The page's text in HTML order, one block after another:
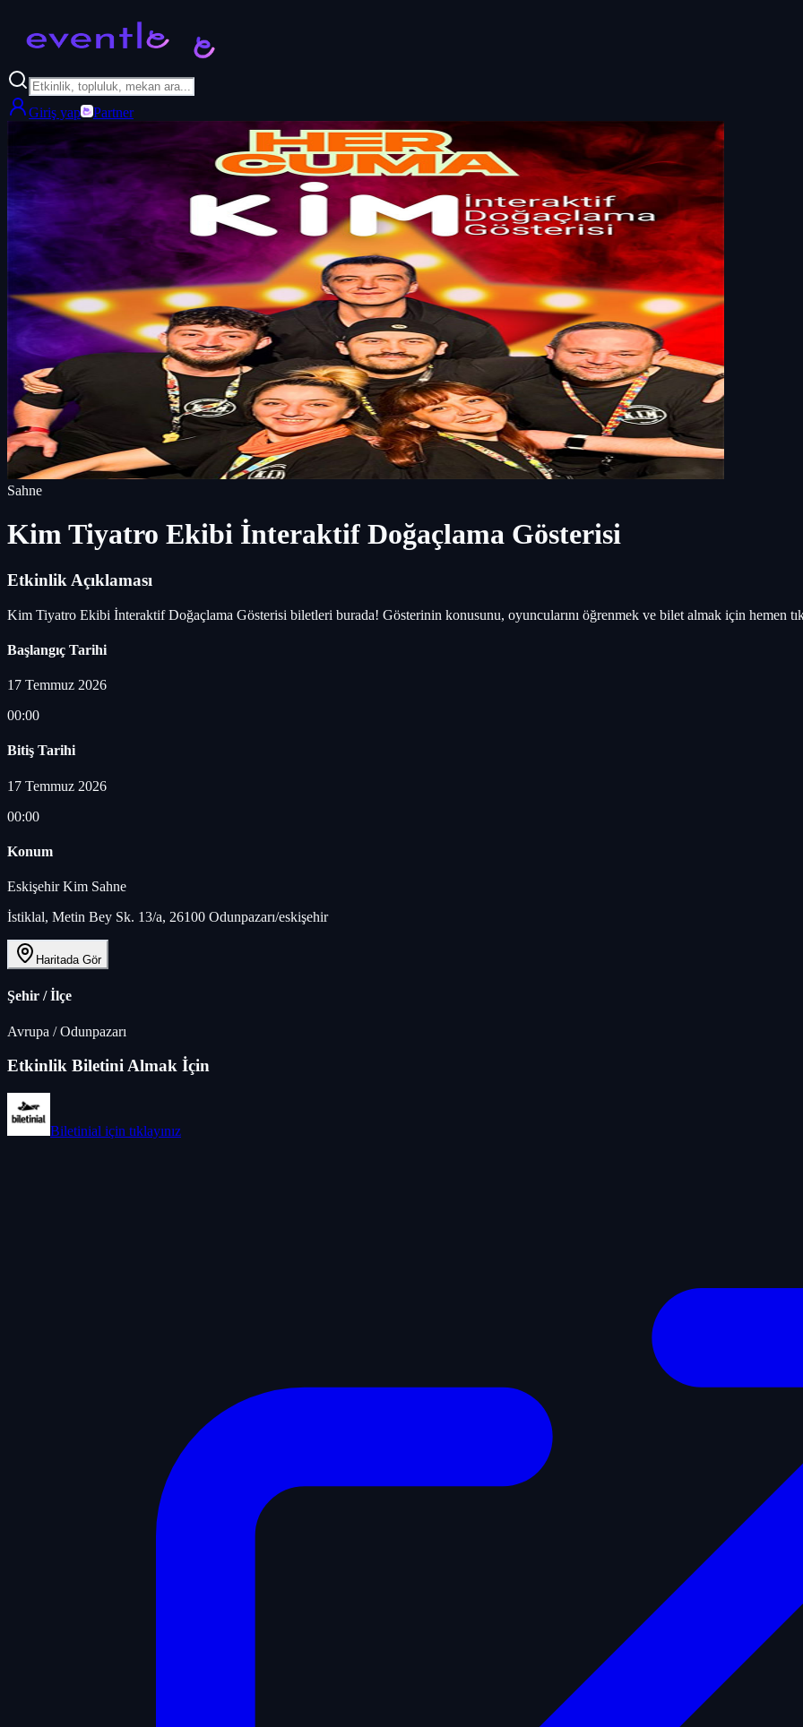
Giriş yap Partner
Sahne
Kim Tiyatro Ekibi İnteraktif Doğaçlama Gösterisi
Etkinlik Açıklaması
Kim Tiyatro Ekibi İnteraktif Doğaçlama Gösterisi biletleri burada! Gösterinin konusunu, oyuncularını öğrenmek ve bilet almak için hemen
Başlangıç Tarihi
17 Temmuz 2026
00:00
Bitiş Tarihi
17 Temmuz 2026
00:00
Konum
Eskişehir Kim Sahne
İstiklal, Metin Bey Sk. 13/a, 26100 Odunpazarı/eskişehir
Haritada Gör
Şehir / İlçe
Avrupa /Odunpazarı
Etkinlik Biletini Almak İçin
Biletinial için tıklayınız